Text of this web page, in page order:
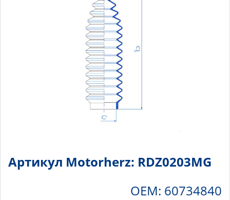
Артикул Motorherz: RDZ0203MG
OEM: 60734840